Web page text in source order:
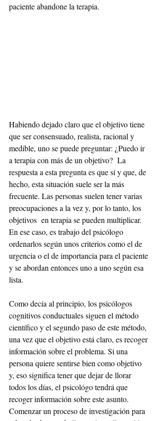
paciente abandone la terapia.
Habiendo dejado claro que el objetivo tiene
que ser consensuado, realista, racional y
medible, uno se puede preguntar: ¿Puedo ir
a terapia con más de un objetivo?  La
respuesta a esta pregunta es que sí y que, de
hecho, esta situación suele ser la más
frecuente. Las personas suelen tener varias
preocupaciones a la vez y, por lo tanto, los
objetivos  en terapia se pueden multiplicar.
En ese caso, es trabajo del psicólogo
ordenarlos según unos criterios como el de
urgencia o el de importancia para el paciente
y se abordan entonces uno a uno según esa
lista.
Como decía al principio, los psicólogos
cognitivos conductuales siguen el método
científico y el segundo paso de este método,
una vez que el objetivo está claro, es recoger
información sobre el problema. Si una
persona quiere sentirse bien como objetivo
y, eso significa tener que dejar de llorar
todos los días, el psicológo tendrá que
recoger información sobre este asunto.
Comenzar un proceso de investigación para